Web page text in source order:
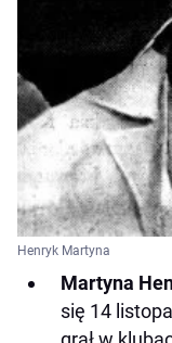
Henryk Martyna
Martyna
się 14